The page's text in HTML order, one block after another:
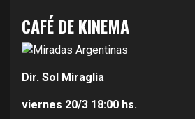
CAFÉ DE KINEMA
Dir. Sol Miraglia
viernes 20/3 18:00 hs.